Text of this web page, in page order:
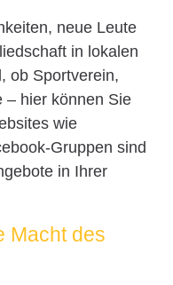
neue Leute
in lokalen
ob Sportverein,
– hier können Sie
wie
Gruppen sind
in Ihrer
Macht des